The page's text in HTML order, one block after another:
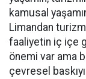
kamusal
Limandan
faaliyetin iç içe
önemi var ama
çevresel